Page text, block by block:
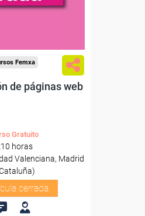
Femxa
de páginas web
Gratuito
horas
Valenciana, Madrid
cerrada